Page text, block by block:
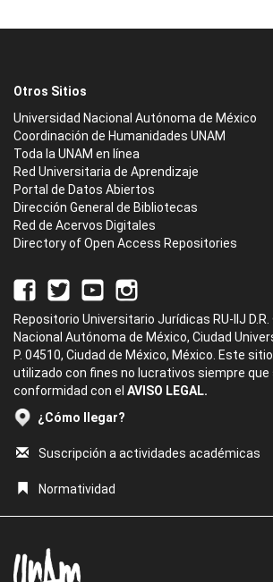
Otros Sitios
Universidad Nacional Autónoma de México
Coordinación de Humanidades UNAM
Toda la UNAM en línea
Red Universitaria de Aprendizaje
Portal de Datos Abiertos
Dirección General de Bibliotecas
Red de Acervos Digitales
Directory of Open Access Repositories
Repositorio Universitario Jurídicas RU-IIJ
Nacional Autónoma de México, Ciudad
P. 04510, Ciudad de México, México. Este
utilizado con fines no lucrativos siempre
conformidad con el AVISO LEGAL.
¿Cómo llegar?
Suscripción a actividades académicas
Normatividad